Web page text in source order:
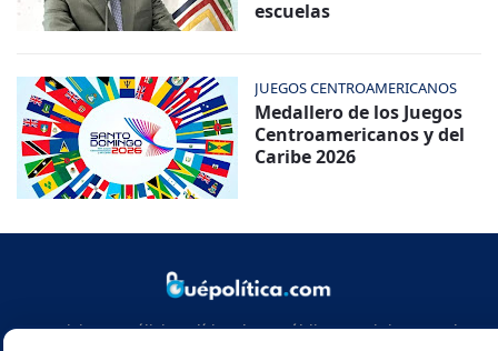
escuelas
JUEGOS CENTROAMERICANOS
Medallero de los Juegos
Centroamericanos y del
Caribe 2026
Noticias y análisis político de República Dominicana y el